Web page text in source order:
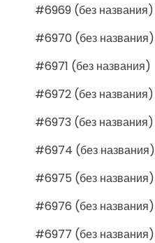
#6969 (без названия)
#6970 (без названия)
#6971 (без названия)
#6972 (без названия)
#6973 (без названия)
#6974 (без названия)
#6975 (без названия)
#6976 (без названия)
#6977 (без названия)